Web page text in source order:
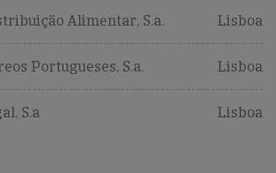
Alimentar, S.a. Lisboa
Portugueses, S.a. Lisboa
S.a Lisboa